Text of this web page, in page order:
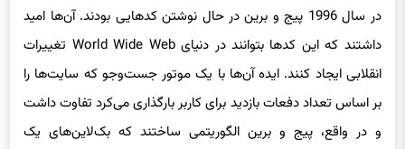
در سال 1996 پیج و برین در حال نوشتن کدهایی بودند. آن‌ها امید
داشتند که این کدها بتوانند در دنیای World Wide Web تغییرات
انقلابی ایجاد کنند. ایده آن‌ها با یک موتور جست‌وجو که سایت‌ها را
بر اساس تعداد دفعات بازدید برای کاربر بارگذاری می‌کرد تفاوت داشت
و در واقع، پیج و برین الگوریتمی ساختند که بک‌لاین‌های یک